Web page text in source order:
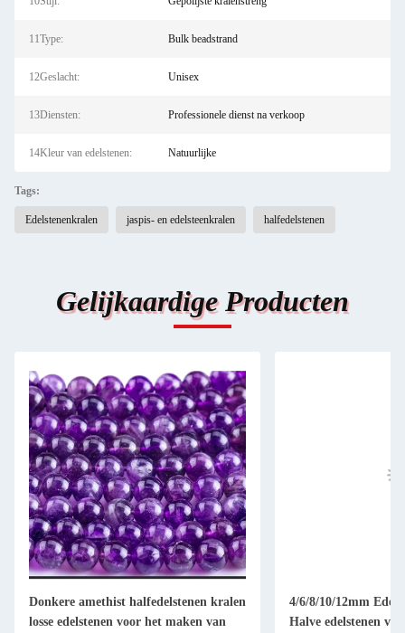
11Type: Bulk beadstrand
12Geslacht: Unisex
13Diensten: Professionele dienst na verkoop
14Kleur van edelstenen: Natuurlijke
Tags:
Edelstenenkralen jaspis- en edelsteenkralen halfedelstenen
Gelijkaardige Producten
Donkere amethist halfedelstenen kralen
losse edelstenen voor het maken van
4/6/8/10/12mm
Halve edelstenen